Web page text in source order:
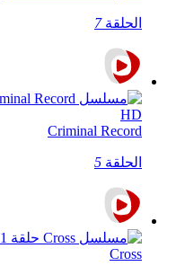
الحلقة7
Criminal Record
الحلقة 5
Cross